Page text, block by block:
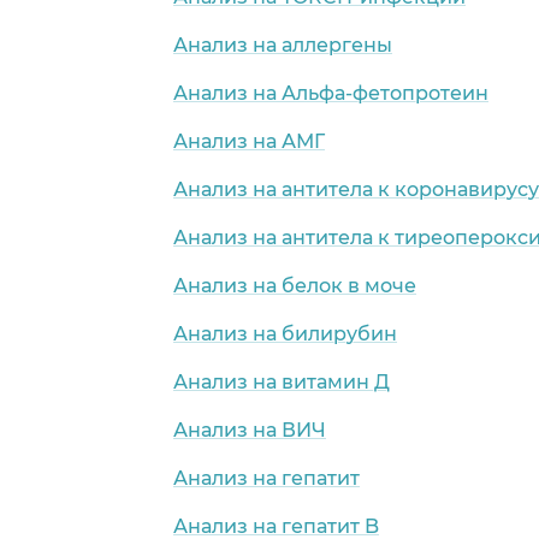
Анализ на аллергены
Анализ на Альфа-фетопротеин
Анализ на АМГ
Анализ на антитела к коронавирусу
Анализ на антитела к
Анализ на белок в моче
Анализ на билирубин
Анализ на витамин Д
Анализ на ВИЧ
Анализ на гепатит
Анализ на гепатит B